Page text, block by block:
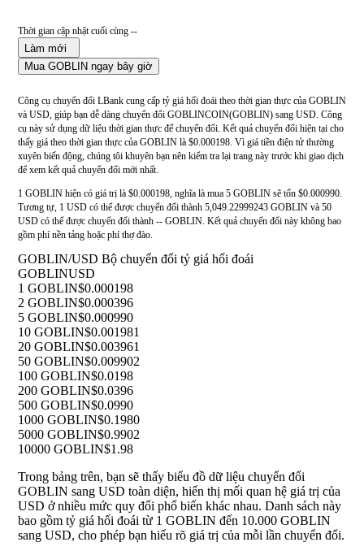
Thời gian cập nhật cuối cùng --
Làm mới
Mua GOBLIN ngay bây giờ
Công cụ chuyển đổi LBank cung cấp tỷ giá hối đoái theo thời gian thực của GOBLIN
và USD, giúp bạn dễ dàng chuyển đổi GOBLINCOIN(GOBLIN) sang USD. Công
cụ này sử dụng dữ liệu thời gian thực để chuyển đổi. Kết quả chuyển đổi hiện tại cho
thấy giá theo thời gian thực của GOBLIN là $0.000198. Vì giá tiền điện tử thường
xuyên biến động, chúng tôi khuyên bạn nên kiểm tra lại trang này trước khi giao dịch
để xem kết quả chuyển đổi mới nhất.
1 GOBLIN hiện có giá trị là $0.000198, nghĩa là mua 5 GOBLIN sẽ tốn $0.000990.
Tương tự, 1 USD có thể được chuyển đổi thành 5,049.22999243 GOBLIN và 50
USD có thể được chuyển đổi thành -- GOBLIN. Kết quả chuyển đổi này không bao
gồm phí nền tảng hoặc phí thợ đào.
GOBLIN/USD Bộ chuyển đổi tỷ giá hối đoái
GOBLINUSD
1 GOBLIN$0.000198
2 GOBLIN$0.000396
5 GOBLIN$0.000990
10 GOBLIN$0.001981
20 GOBLIN$0.003961
50 GOBLIN$0.009902
100 GOBLIN$0.0198
200 GOBLIN$0.0396
500 GOBLIN$0.0990
1000 GOBLIN$0.1980
5000 GOBLIN$0.9902
10000 GOBLIN$1.98
Trong bảng trên, bạn sẽ thấy biểu đồ dữ liệu chuyển đổi
GOBLIN sang USD toàn diện, hiển thị mối quan hệ giá trị của
USD ở nhiều mức quy đổi phổ biến khác nhau. Danh sách này
bao gồm tỷ giá hối đoái từ 1 GOBLIN đến 10.000 GOBLIN
sang USD, cho phép bạn hiểu rõ giá trị của mỗi lần chuyển đổi.